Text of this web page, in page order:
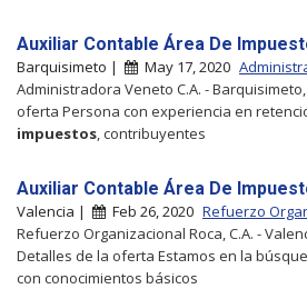
Auxiliar Contable Área De
Barquisimeto | May 17, 2020
Administradora Veneto C.A. -
oferta Persona con experiencia en
impuestos , contribuyentes
Auxiliar Contable Área De
Valencia | Feb 26, 2020 Refuerzo
Refuerzo Organizacional Roca, C.A. -
Detalles de la oferta Estamos en la
con conocimientos básicos